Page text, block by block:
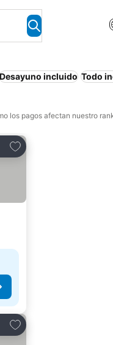
Desayuno incluido Todo
los pagos afectan nuestro
Agregar a favoritos
Agregar a favoritos